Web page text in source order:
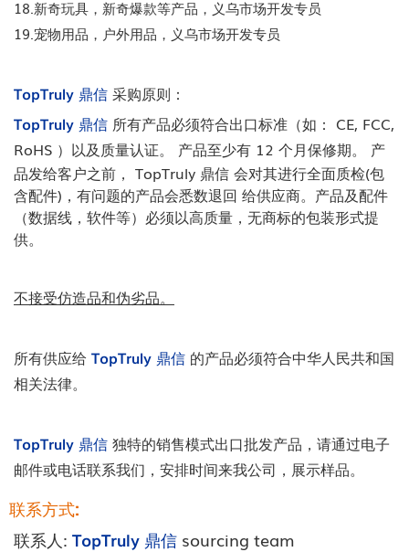
18.新奇玩具，新奇爆款等产品，义乌市场开发专员
19.宠物用品，户外用品，义乌市场开发专员
TopTruly 鼎信 采购原则：
TopTruly 鼎信 所有产品必须符合出口标准（如： CE, FCC,
RoHS ）以及质量认证。 产品至少有 12 个月保修期。 产
品发给客户之前， TopTruly 鼎信 会对其进行全面质检(包
含配件)，有问题的产品会悉数退回 给供应商。产品及配件
（数据线，软件等）必须以高质量，无商标的包装形式提
供。
不接受仿造品和伪劣品。
所有供应给 TopTruly 鼎信 的产品必须符合中华人民共和国
相关法律。
TopTruly 鼎信 独特的销售模式出口批发产品，请通过电子
邮件或电话联系我们，安排时间来我公司，展示样品。
联系方式:
联系人: TopTruly 鼎信 sourcing team